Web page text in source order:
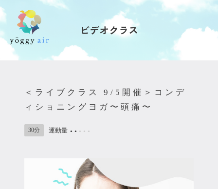
受講の流れ
インストラクター一覧
FAQ / お問い合わせ
yoggy magazine
ビデオクラス
＜ライブクラス 9/5開催＞コンデ
ィショニングヨガ〜頭痛〜
30分 運動量 ● ● ● ● ●